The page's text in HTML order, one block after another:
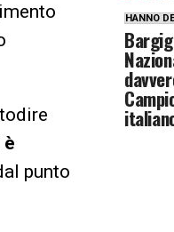
è
punto
HANNO